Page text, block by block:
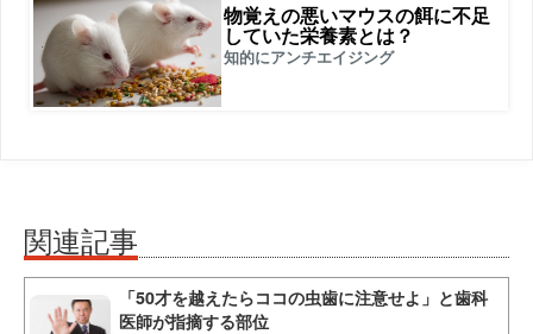
物覚えの悪いマウスの餌に不足
していた栄養素とは？
知的にアンチエイジング
関連記事
「50才を越えたらココの虫歯に注意せよ」と歯科
医師が指摘する部位